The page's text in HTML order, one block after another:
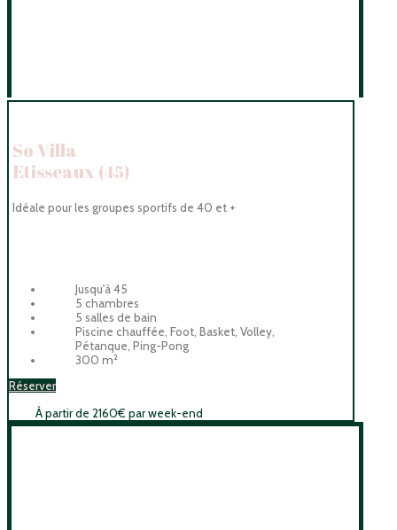
So Villa
Etisseaux (45)
Idéale pour les groupes sportifs de 40 et +
Jusqu'à 45
5 chambres
5 salles de bain
Piscine chauffée, Foot, Basket, Volley,
Pétanque, Ping-Pong
300 m²
Réserver
À partir de 2160€ par week-end